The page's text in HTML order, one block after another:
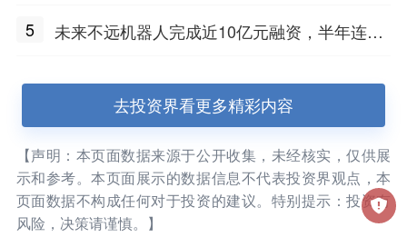
5
未来不远机器人完成近10亿元融资，半年连获
去投资界看更多精彩内容
【声明：本页面数据来源于公开收集，未经核实，仅供展
示和参考。本页面展示的数据信息不代表投资界观点，本
页面数据不构成任何对于投资的建议。特别提示：投资有
风险，决策请谨慎。】